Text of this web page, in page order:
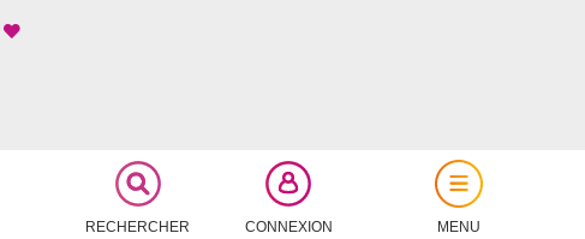
RECHERCHER CONNEXION MENU
FERMER